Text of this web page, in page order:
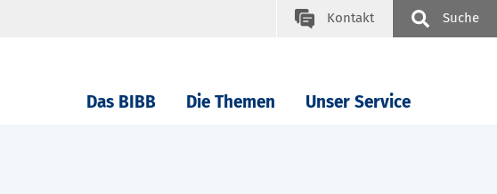
Kontakt Suche
Das BIBB Die Themen Unser Service